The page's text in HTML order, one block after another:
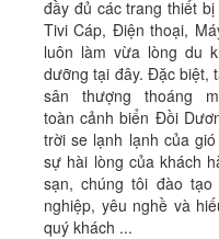
đầy đủ các trang thiết
Tivi Cáp, Điện thoại,
luôn làm vừa lòng du
dưỡng tại đây. Đặc biệt,
sân thượng thoáng
toàn cảnh biển Đồi
trời se lạnh lạnh của
sự hài lòng của khách
sạn, chúng tôi đào
nghiệp, yêu nghề và
quý khách ...